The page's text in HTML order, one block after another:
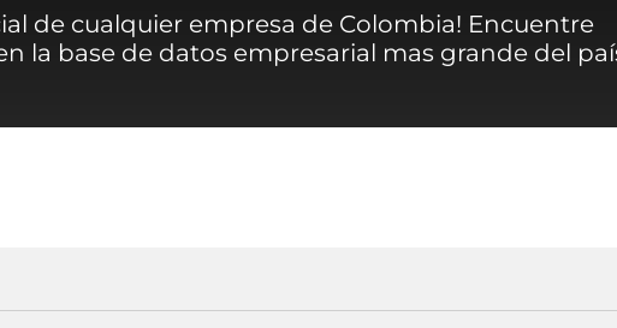
de cualquier empresa de Colombia! Encuentre
la base de datos empresarial mas grande del